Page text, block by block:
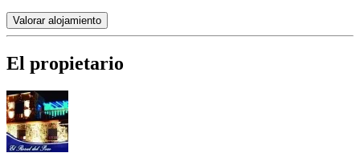
Valorar alojamiento
El propietario